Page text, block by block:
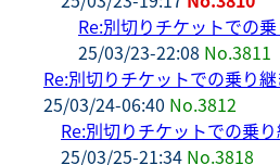
Re:別切りチケットでの
25/03/23-22:08 No.3811
Re:別切りチケットでの乗り
25/03/24-06:40 No.3812
Re:別切りチケットでの乗
25/03/25-21:34 No.3818